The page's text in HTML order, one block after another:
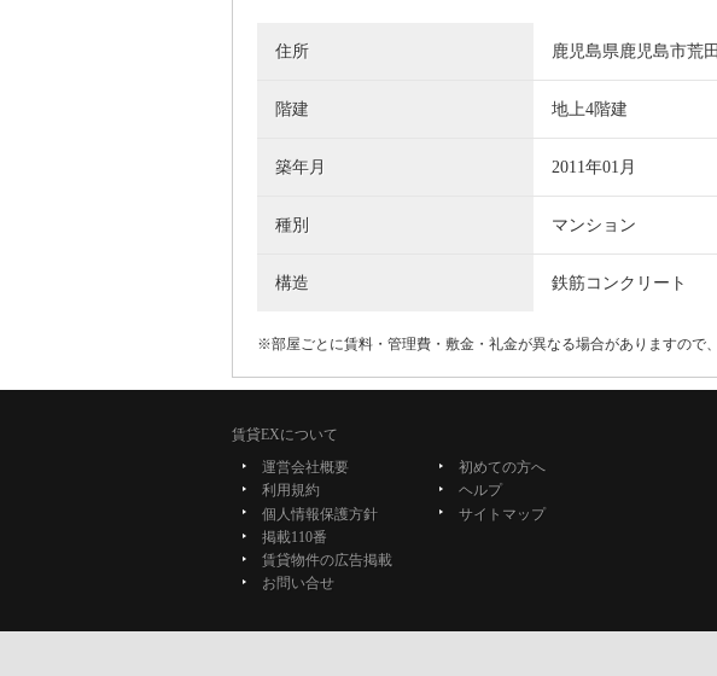
住所 鹿児島県鹿児島市荒
階建 地上4階建
築年月 2011年01月
種別 マンション
構造 鉄筋コンクリート
※部屋ごとに賃料・管理費・敷金・礼金が異なる場合がありますので
賃貸EXについて
運営会社概要
利用規約
個人情報保護方針
掲載110番
賃貸物件の広告掲載
お問い合せ
初めての方へ
ヘルプ
サイトマップ